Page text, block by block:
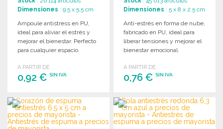
Dimensiones : 9.5 x 5.5 cm
Ampoule antistress en PU,
ideal para aliviar el estrés y
mejorar el bienestar. Perfecto
para cualquier espacio.
A PARTIR DE
0,92 € SIN IVA
PEDIR
Solicitar un presupuesto
Dimensiones : 5 x 8 x 2.5 cm
Anti-estrés en forma de nube,
fabricado en PU, ideal para
liberar tensiones y mejorar el
bienestar emocional.
A PARTIR DE
0,76 €SIN IVA
PEDIR
Solicitar un presupuesto